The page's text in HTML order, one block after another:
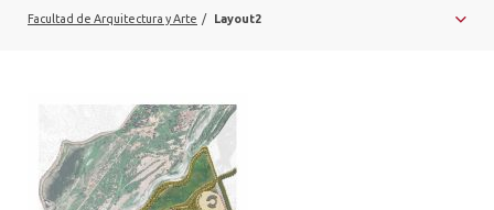
VINCULACIÓN CON EL MEDIO
ALUMNI
PLATAFORMA VUT
Facultad de Arquitectura y Arte / Layout2